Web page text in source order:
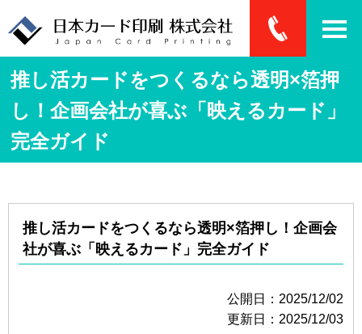
推し活カードをつくるなら透明×箔押
し！企画会社が喜ぶ「映えるカード」
完全ガイド
推し活カードをつくるなら透明×箔押し！企画会
社が喜ぶ「映えるカード」完全ガイド
公開日：2025/12/02
更新日：2025/12/03